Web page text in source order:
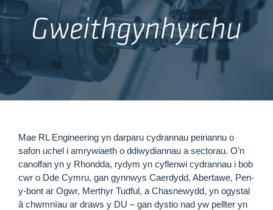
Gweithgynhyrchu
Mae RL Engineering yn darparu cydrannau peiriannu o
safon uchel i amrywiaeth o ddiwydiannau a sectorau. O’n
canolfan yn y Rhondda, rydym yn cyflenwi cydrannau i bob
cwr o Dde Cymru, gan gynnwys Caerdydd, Abertawe, Pen-
y-bont ar Ogwr, Merthyr Tudful, a Chasnewydd, yn ogystal
â chwmnïau ar draws y DU – gan dystio nad yw pellter yn